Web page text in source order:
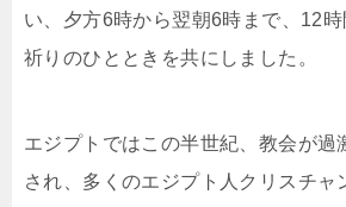
い、夕方6時から翌朝6時まで、12
祈りのひとときを共にしました。
エジプトではこの半世紀、教会が過
され、多くのエジプト人クリスチャ